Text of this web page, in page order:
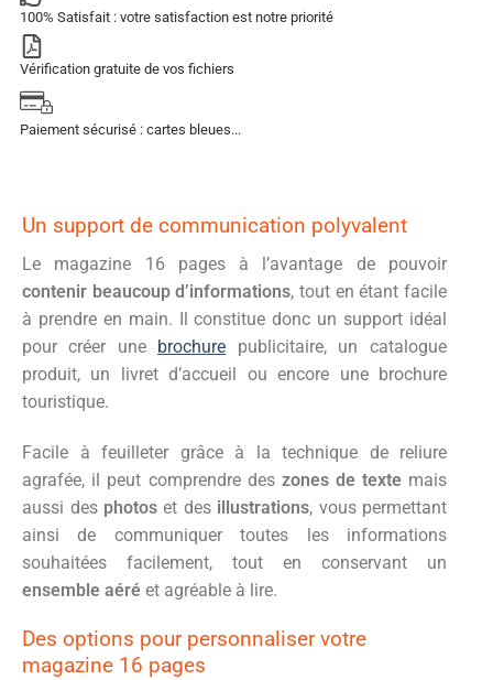
100% Satisfait : votre satisfaction est notre priorité
Vérification gratuite de vos fichiers
Paiement sécurisé : cartes bleues...
Un support de communication polyvalent
Le magazine 16 pages à l’avantage de pouvoir
contenir beaucoup d’informations, tout en étant facile
à prendre en main. Il constitue donc un support idéal
pour créer une brochure publicitaire, un catalogue
produit, un livret d’accueil ou encore une brochure
touristique.
Facile à feuilleter grâce à la technique de reliure
agrafée, il peut comprendre des zones de texte mais
aussi des photos et des illustrations, vous permettant
ainsi de communiquer toutes les informations
souhaitées facilement, tout en conservant un
ensemble aéré et agréable à lire.
Des options pour personnaliser votre
magazine 16 pages